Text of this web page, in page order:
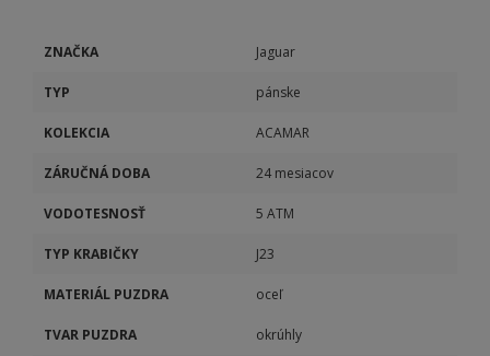
ZNAČKA Jaguar
TYP pánske
KOLEKCIA ACAMAR
ZÁRUČNÁ DOBA 24 mesiacov
VODOTESNOSŤ 5 ATM
TYP KRABIČKY J23
MATERIÁL PUZDRA oceľ
TVAR PUZDRA okrúhly